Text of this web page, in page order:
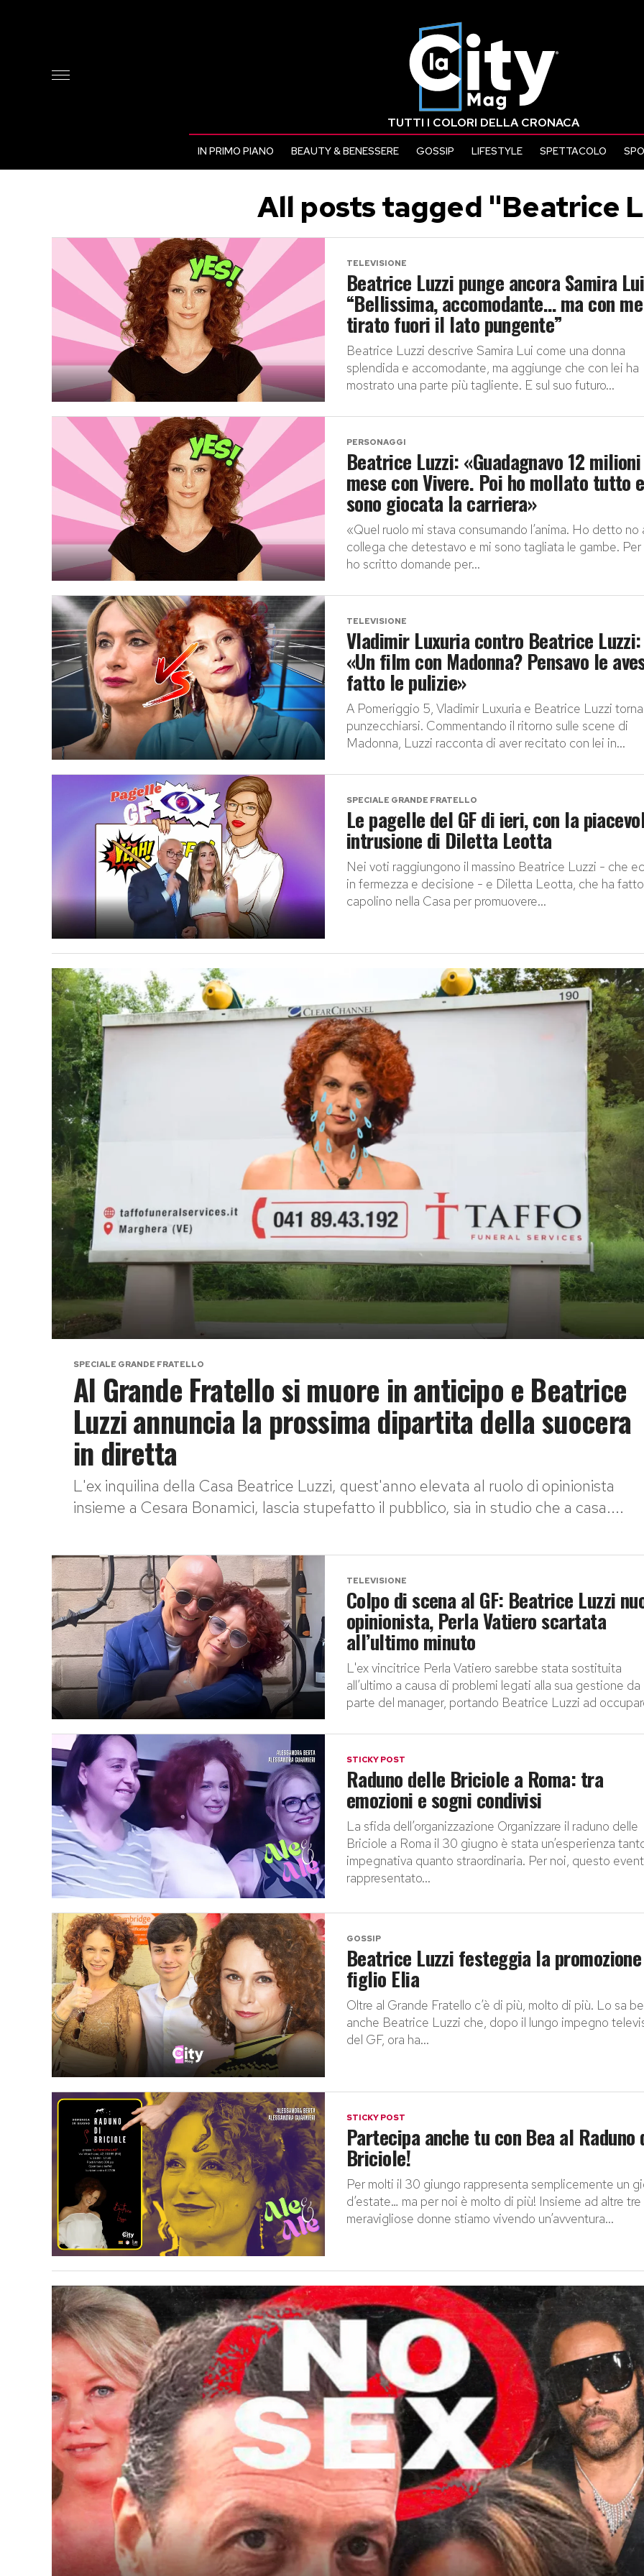
TUTTI I COLORI DELLA CRONACA
IN PRIMO PIANO BEAUTY & BENESSERE GOSSIP LIFESTYLE SPETTACOLO
All posts tagged "Beatrice
TELEVISIONE
Beatrice Luzzi punge ancora Samira
“Bellissima, accomodante… ma con
tirato fuori il lato pungente”
Beatrice Luzzi descrive Samira Lui come una donna
splendida e accomodante, ma aggiunge che con lei ha
mostrato una parte più tagliente. E sul suo futuro...
PERSONAGGI
Beatrice Luzzi: «Guadagnavo 12
mese con Vivere. Poi ho mollato tutto
sono giocata la carriera»
«Quel ruolo mi stava consumando l’anima. Ho detto no
collega che detestavo e mi sono tagliata le gambe. Per
ho scritto domande per...
TELEVISIONE
Vladimir Luxuria contro Beatrice Luzzi:
«Un film con Madonna? Pensavo le
fatto le pulizie»
A Pomeriggio 5, Vladimir Luxuria e Beatrice Luzzi
punzecchiarsi. Commentando il ritorno sulle scene di
Madonna, Luzzi racconta di aver recitato con lei in...
SPECIALE GRANDE FRATELLO
Le pagelle del GF di ieri, con la
intrusione di Diletta Leotta
Nei voti raggiungono il massino Beatrice Luzzi - che
in fermezza e decisione - e Diletta Leotta, che ha fatto
capolino nella Casa per promuovere...
SPECIALE GRANDE FRATELLO
Al Grande Fratello si muore in anticipo e Beatrice
Luzzi annuncia la prossima dipartita della suocera
in diretta
L'ex inquilina della Casa Beatrice Luzzi, quest'anno elevata al ruolo di opinionista
insieme a Cesara Bonamici, lascia stupefatto il pubblico, sia in studio che a casa....
TELEVISIONE
Colpo di scena al GF: Beatrice Luzzi
opinionista, Perla Vatiero scartata
all’ultimo minuto
L'ex vincitrice Perla Vatiero sarebbe stata sostituita
all’ultimo a causa di problemi legati alla sua gestione da
parte del manager, portando Beatrice Luzzi ad
STICKY POST
Raduno delle Briciole a Roma: tra
emozioni e sogni condivisi
La sfida dell’organizzazione Organizzare il raduno delle
Briciole a Roma il 30 giugno è stata un’esperienza
impegnativa quanto straordinaria. Per noi, questo
rappresentato...
GOSSIP
Beatrice Luzzi festeggia la
figlio Elia
Oltre al Grande Fratello c’è di più, molto di più. Lo sa
anche Beatrice Luzzi che, dopo il lungo impegno
del GF, ora ha...
STICKY POST
Partecipa anche tu con Bea al Raduno
Briciole!
Per molti il 30 giungo rappresenta semplicemente un
d’estate… ma per noi è molto di più! Insieme ad altre tre
meravigliose donne stiamo vivendo un’avventura...